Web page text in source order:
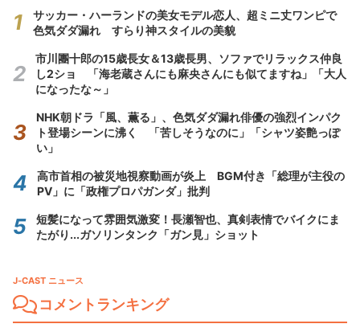
サッカー・ハーランドの美女モデル恋人、超ミニ丈ワンピで
色気ダダ漏れ すらり神スタイルの美貌
市川團十郎の15歳長女＆13歳長男、ソファでリラックス仲良
し2ショ 「海老蔵さんにも麻央さんにも似てますね」「大人
になったな～」
NHK朝ドラ「風、薫る」、色気ダダ漏れ俳優の強烈インパク
ト登場シーンに沸く 「苦しそうなのに」「シャツ姿艶っぽ
い」
高市首相の被災地視察動画が炎上 BGM付き「総理が主役の
PV」に「政権プロパガンダ」批判
短髪になって雰囲気激変！長瀬智也、真剣表情でバイクにま
たがり...ガソリンタンク「ガン見」ショット
J-CAST ニュース
コメントランキング